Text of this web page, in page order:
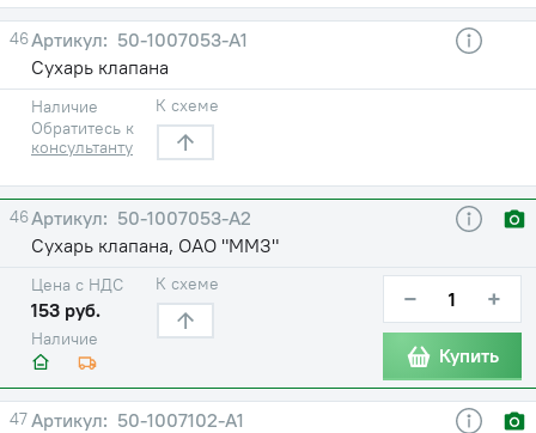
46
50-1007053-А1
Сухарь клапана
Наличие
Обратитесь к
консультанту
К схеме
46
50-1007053-А2
Сухарь клапана, ОАО "ММЗ"
Наличие
Цена с НДС
153 руб.
К схеме − +
Купить
47
50-1007102-А1